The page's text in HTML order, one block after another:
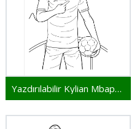
Yazdırılabilir Kylian Mbappe Resim